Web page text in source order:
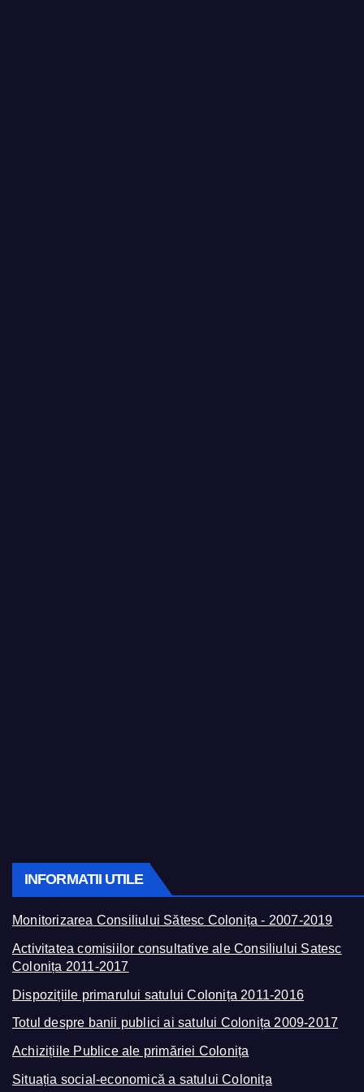
INFORMATII UTILE
Monitorizarea Consiliului Sătesc Colonița - 2007-2019
Activitatea comisiilor consultative ale Consiliului Satesc
Colonița 2011-2017
Dispozițiile primarului satului Colonița 2011-2016
Totul despre banii publici ai satului Colonița 2009-2017
Achizițiile Publice ale primăriei Colonița
Situația social-economică a satului Colonița